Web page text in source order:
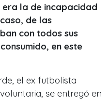
la de incapacidad
de las
con todos sus
en este
el ex futbolista
se entregó en